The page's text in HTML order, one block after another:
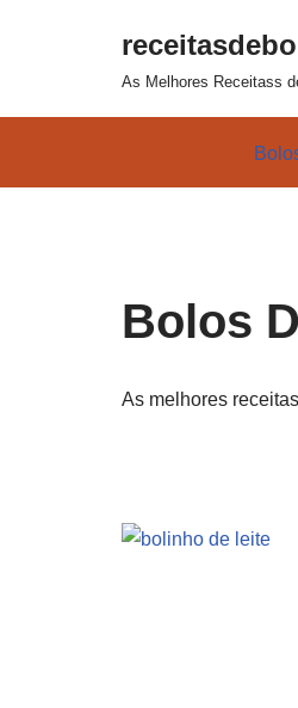
As Melhores Receitass
Bolos
As melhores